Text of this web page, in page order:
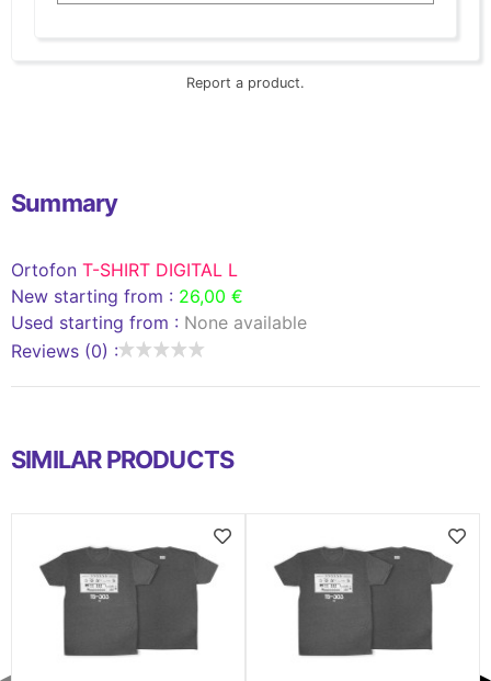
Report a product.
Summary
Ortofon T-SHIRT DIGITAL L
New starting from : 26,00 €
Used starting from : None available
Reviews (0) :
SIMILAR PRODUCTS